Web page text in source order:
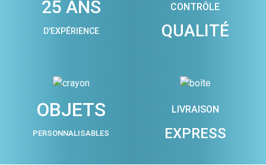
25 ANS
D'EXPÉRIENCE
CONTRÔLE
QUALITÉ
OBJETS
PERSONNALISABLES
LIVRAISON
EXPRESS